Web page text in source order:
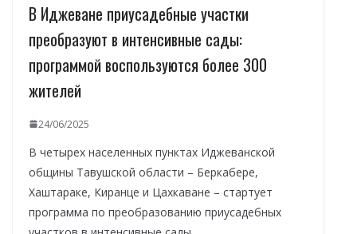
В Иджеване приусадебные участки
преобразуют в интенсивные сады:
программой воспользуются более 300
жителей
24/06/2025
В четырех населенных пунктах Иджеванской
общины Тавушской области – Беркабере,
Хаштараке, Киранце и Цахкаване – стартует
программа по преобразованию приусадебных